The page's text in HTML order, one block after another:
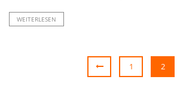
WEITERLESEN
1 2